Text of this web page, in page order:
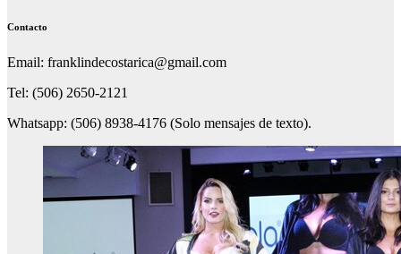
Contacto
Email: franklindecostarica@gmail.com
Tel: (506) 2650-2121
Whatsapp: (506) 8938-4176 (Solo mensajes de texto).